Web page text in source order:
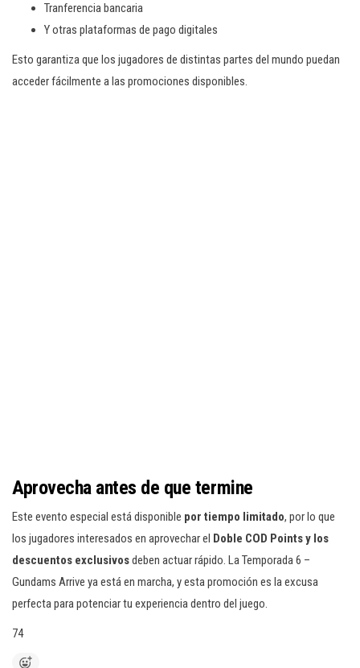
Tranferencia bancaria
Y otras plataformas de pago digitales
Esto garantiza que los jugadores de distintas partes del mundo puedan
acceder fácilmente a las promociones disponibles.
Aprovecha antes de que termine
Este evento especial está disponible por tiempo limitado, por lo que
los jugadores interesados en aprovechar el Doble COD Points y los
descuentos exclusivosdeben actuar rápido. La Temporada 6 –
Gundams Arrive ya está en marcha, y esta promoción es la excusa
perfecta para potenciar tu experiencia dentro del juego.
74